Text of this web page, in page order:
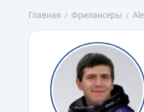
Главная Фрилансеры